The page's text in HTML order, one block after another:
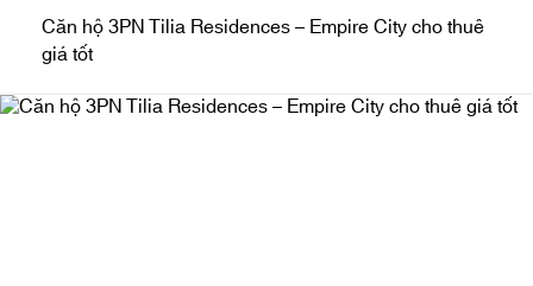
Căn hộ 3PN Tilia Residences – Empire City cho thuê
giá tốt